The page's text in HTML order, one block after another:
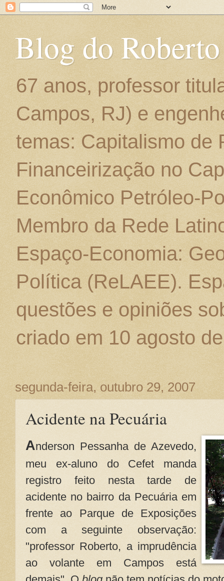
Blog do
67 anos, professor
Campos, RJ) e
temas: Capitalismo de
Financeirização no
Econômico Petróleo-
Membro da Rede
Espaço-Economia:
Política (ReLAEE).
questões e opiniões
criado em 10 agosto
segunda-feira, outubro 29, 2007
Acidente na Pecuária
Anderson Pessanha de Azevedo,
meu ex-aluno do Cefet manda
registro feito nesta tarde de
acidente no bairro da Pecuária em
frente ao Parque de Exposições
com a seguinte observação:
"professor Roberto, a imprudência
ao volante em Campos está